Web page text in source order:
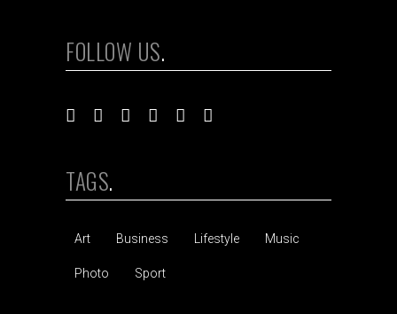
FOLLOW US
TAGS
Art Business Lifestyle Music
Photo Sport